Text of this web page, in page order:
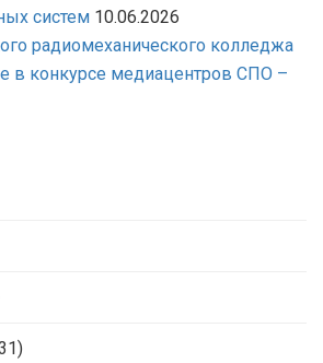
систем 10.06.2026
радиомеханического колледжа
в конкурсе медиацентров СПО –